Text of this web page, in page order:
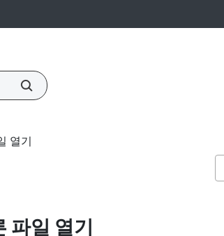
열기
파일 열기